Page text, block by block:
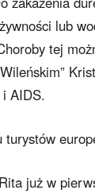
lub
tej
AIDS.
turystów
już w